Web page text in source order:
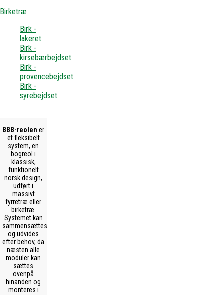
Birketræ
Birk -
lakeret
Birk -
kirsebærbejdset
Birk -
provencebejdset
Birk -
syrebejdset
BBB-reolen er
et fleksibelt
system, en
bogreol i
klassisk,
funktionelt
norsk design,
udført i
massivt
fyrretræ eller
birketræ.
Systemet kan
sammensættes
og udvides
efter behov, da
næsten alle
moduler kan
sættes
ovenpå
hinanden og
monteres i